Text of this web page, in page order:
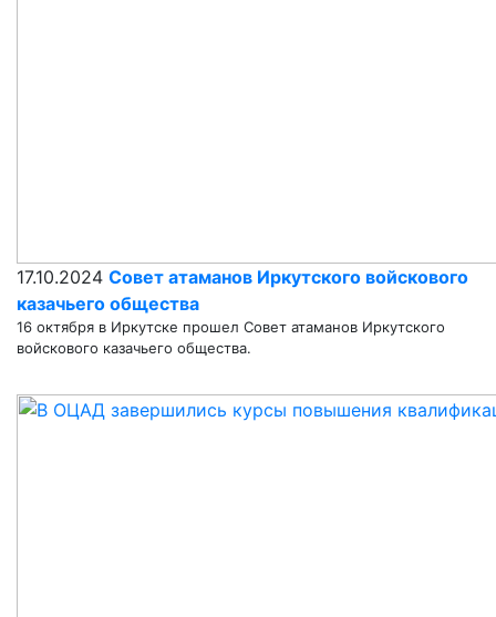
17.10.2024 Совет атаманов Иркутского войскового
казачьего общества
16 октября в Иркутске прошел Совет атаманов Иркутского
войскового казачьего общества.